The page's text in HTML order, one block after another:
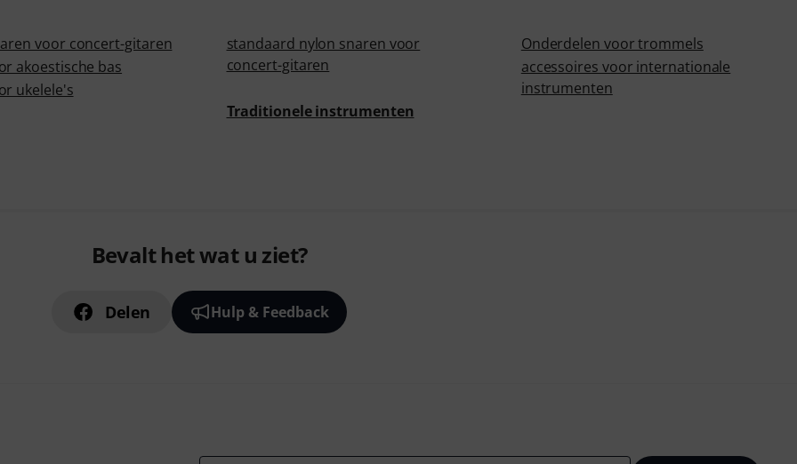
voor concert-gitaren
akoestische bas
ukelele's
standaard nylon snaren voor
concert-gitaren
Traditionele instrumenten
Onderdelen voor trommels
accessoires voor internationale
instrumenten
Bevalt het wat u ziet?
Delen Hulp & Feedback